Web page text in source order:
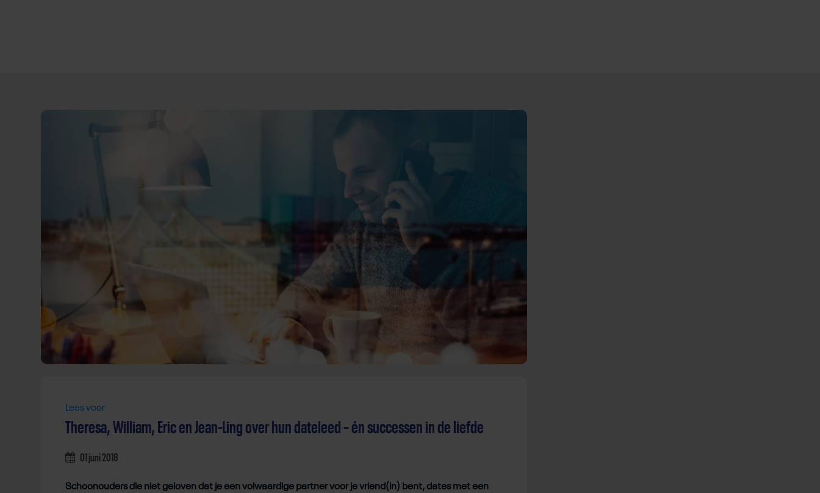
Lees voor
Theresa, William, Eric en Jean-Ling over hun dateleed – én successen in de liefde
01 juni 2018
Schoonouders die niet geloven dat je een volwaardige partner voor je vriend(in) bent, dates met een